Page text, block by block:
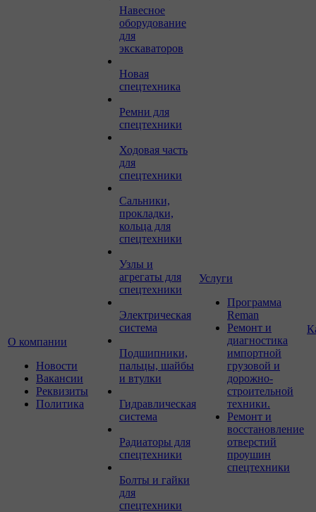
О компании
Новости
Вакансии
Реквизиты
Политика
Навесное
оборудование
для
экскаваторов
Новая
спецтехника
Ремни для
спецтехники
Ходовая часть
для
спецтехники
Сальники,
прокладки,
кольца для
спецтехники
Узлы и
агрегаты для
спецтехники
Электрическая
система
Подшипники,
пальцы, шайбы
и втулки
Гидравлическая
система
Радиаторы для
спецтехники
Болты и гайки
для
спецтехники
Услуги
Программа
Reman
Ремонт и
диагностика
импортной
грузовой и
дорожно-
строительной
техники.
Ремонт и
восстановление
отверстий
проушин
спецтехники